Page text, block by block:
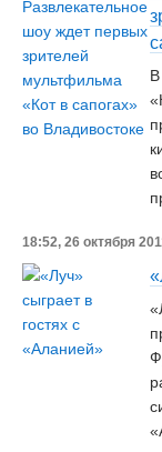
18:52, 26 октября